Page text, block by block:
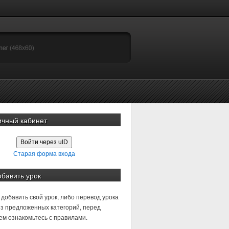
кабинет
Войти через uID
Старая форма входа
урок
свой урок, либо перевод урока
предложенных категорий, перед
ознакомьтесь с правилами.